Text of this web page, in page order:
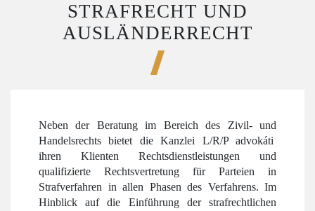
STRAFRECHT UND
AUSLÄNDERRECHT
Neben der Beratung im Bereich des Zivil- und
Handelsrechts bietet die Kanzlei L/R/P advokáti
ihren Klienten Rechtsdienstleistungen und
qualifizierte Rechtsvertretung für Parteien in
Strafverfahren in allen Phasen des Verfahrens. Im
Hinblick auf die Einführung der strafrechtlichen